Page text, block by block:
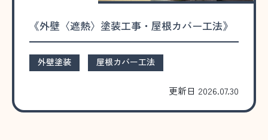
《外壁〈遮熱〉塗装工事・屋根カバー工法》
外壁塗装 屋根カバー工法
更新日 2026.07.30